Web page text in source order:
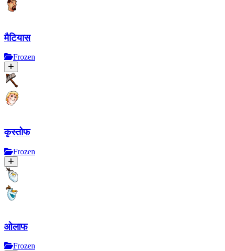
मैटियास
Frozen
कृस्तोफ
Frozen
ओलाफ
Frozen